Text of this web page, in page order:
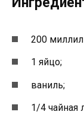
200
1 яйцо;
ваниль;
1/4 чайная